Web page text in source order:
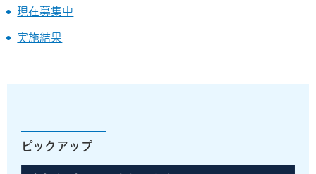
現在募集中
実施結果
ピックアップ